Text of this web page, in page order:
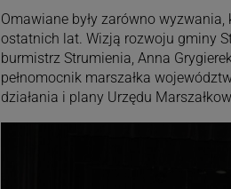
Omawiane były zarówno
ostatnich lat. Wizją rozwoju gminy
burmistrz Strumienia, Anna
pełnomocnik marszałka
działania i plany Urzędu